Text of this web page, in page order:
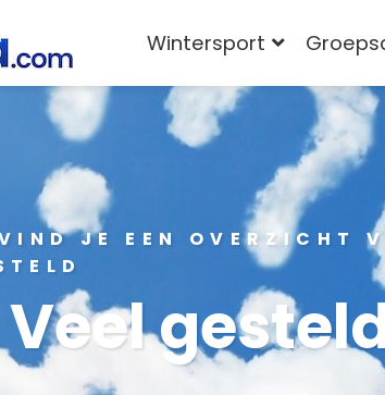
JE EEN OVERZICHT
Veel
Wintersport